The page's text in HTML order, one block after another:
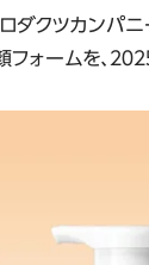
クツカンパニ
ォームを、２０